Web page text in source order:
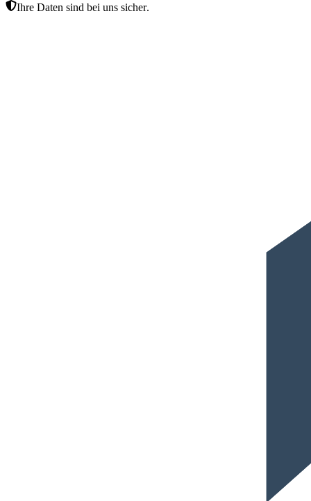
Ihre Daten sind bei uns sicher.